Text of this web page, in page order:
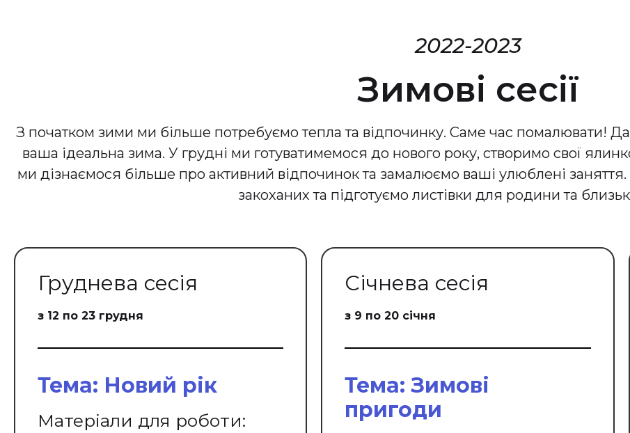
2022-2023
Зимові сесії
З початком зими ми більше потребуємо тепла та відпочинку. Саме час помалювати!
ваша ідеальна зима. У грудні ми готуватимемося до нового року, створимо свої
ми дізнаємося більше про активний відпочинок та замалюємо ваші улюблені
закоханих та підготуємо листівки для родини та
Груднева сесія
з 12 по 23 грудня
Тема: Новий рік
Матеріали для роботи:
Січнева сесія
з 9 по 20 січня
Тема: Зимові
пригоди